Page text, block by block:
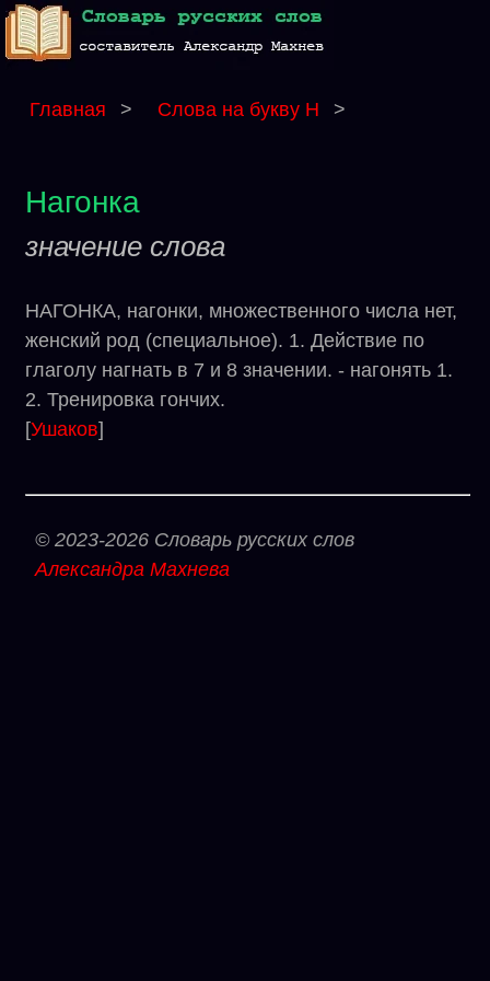
Главная > Слова на букву Н >
Нагонка
значение слова
НАГОНКА, нагонки, множественного числа нет,
женский род (специальное). 1. Действие по
глаголу нагнать в 7 и 8 значении. - нагонять 1.
2. Тренировка гончих.
[Ушаков]
© 2023-2026 Словарь русских слов
Александра Махнева